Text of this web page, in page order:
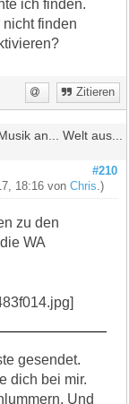
ich finden.
finden
Zitieren
an... Welt aus...
#210
18:16 vonChris .)
zu den
WA
gesendet.
dich bei mir.
Und